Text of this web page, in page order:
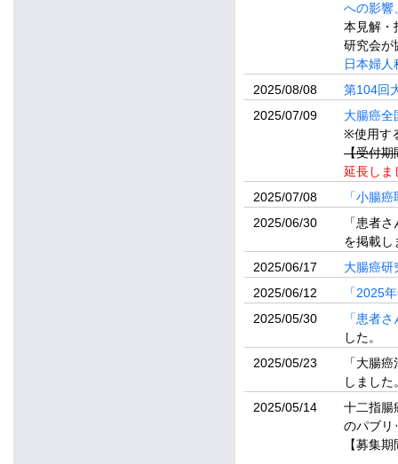
への影響
本見解・
研究会が
日本婦
2025/08/08
第104回
2025/07/09
大腸癌全
※使用す
【受付期
延長し
2025/07/08
「小腸
2025/06/30
「患者
を掲載し
2025/06/17
大腸癌研
2025/06/12
「2025
2025/05/30
「患者
した。
2025/05/23
「大腸
しました
2025/05/14
十二指腸
のパブリ
【募集